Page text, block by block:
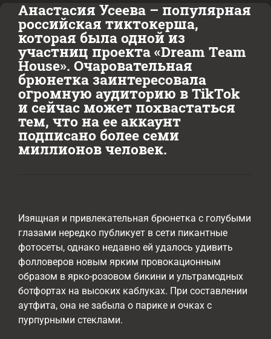
Анастасия Усеева – популярная
российская тиктокерша,
которая была одной из
участниц проекта «Dream Team
House». Очаровательная
брюнетка заинтересовала
огромную аудиторию в TikTok
и сейчас может похвастаться
тем, что на ее аккаунт
подписано более семи
миллионов человек.
Изящная и привлекательная брюнетка с голубыми
глазами нередко публикует в сети пикантные
фотосеты, однако недавно ей удалось удивить
фолловеров новым ярким провокационным
образом в ярко-розовом бикини и ультрамодных
ботфортах на высоких каблуках. При составлении
аутфита, она не забыла о парике и очках с
пурпурными стеклами.